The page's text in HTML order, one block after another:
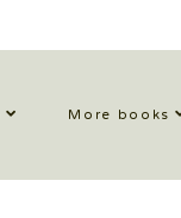
More books